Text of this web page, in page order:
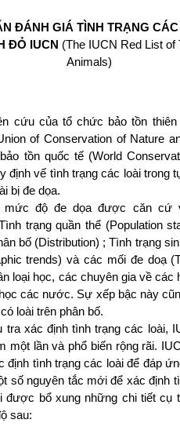
ĐÁNH GIÁ TÌNH TRẠNG
ĐỎ IUCN (The IUCN Red List of
Animals)
cứu của tổ chức bảo tồn thiên
of Conservation of Nature
tồn quốc tế (World
định vế tình trạng các loài trong
bị đe dọa.
độ đe dọa được căn cứ
trạng quần thể (Population
bố (Distribution) ; Tình trạng
trends) và các mối đe doạ
loại học, các chuyên gia về
các nước. Sự xếp bậc này
loài trên phân bố.
tra xác định tình trạng các loài,
một lần và phổ biến rộng rãi.
định tình trạng các loài để đáp
số nguyên tắc mới để xác định
được bổ xung những chi tiết cụ
sau: